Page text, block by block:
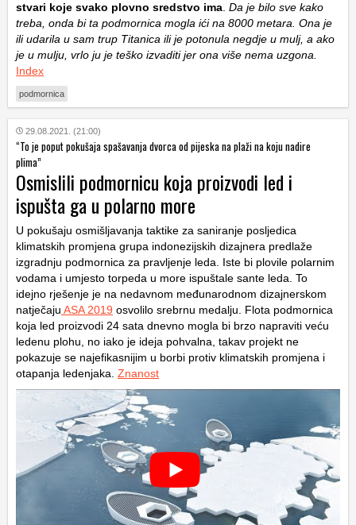
stvari koje svako plovno sredstvo ima Da je bilo sve kako
treba, onda bi ta podmornica mogla ići na 8000 metara. Ona je
ili udarila u sam trup Titanica ili je potonula negdje u mulj, a ako
je u mulju, vrlo ju je teško izvaditi jer ona više nema uzgona.
Index
podmornica
29.08.2021. (21:00)
“To je poput pokušaja spašavanja dvorca od pijeska na plaži na koju nadire
plima”
Osmislili podmornicu koja proizvodi led i
ispušta ga u polarno more
U pokušaju osmišljavanja taktike za saniranje posljedica
klimatskih promjena grupa indonezijskih dizajnera predlaže
izgradnju podmornica za pravljenje leda. Iste bi plovile polarnim
vodama i umjesto torpeda u more ispuštale sante leda. To
idejno rješenje je na nedavnom međunarodnom dizajnerskom
natječaju ASA 2019 osvolilo srebrnu medalju. Flota podmornica
koja led proizvodi 24 sata dnevno mogla bi brzo napraviti veću
ledenu plohu, no iako je ideja pohvalna, takav projekt ne
pokazuje se najefikasnijim u borbi protiv klimatskih promjena i
otapanja ledenjaka. Znanost